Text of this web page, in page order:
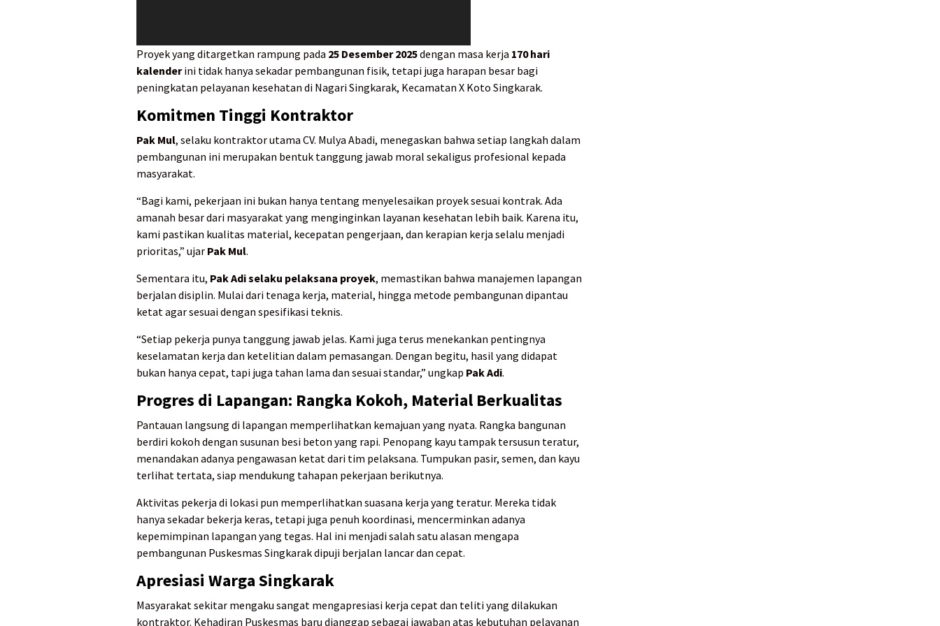
Proyek yang ditargetkan rampung pada 25 Desember 2025dengan masa kerja 170 hari
kalenderini tidak hanya sekadar pembangunan fisik, tetapi juga harapan besar bagi
peningkatan pelayanan kesehatan di Nagari Singkarak, Kecamatan X Koto Singkarak.
Komitmen Tinggi Kontraktor
Pak Mul, selaku kontraktor utama CV. Mulya Abadi, menegaskan bahwa setiap langkah dalam
pembangunan ini merupakan bentuk tanggung jawab moral sekaligus profesional kepada
masyarakat.
“Bagi kami, pekerjaan ini bukan hanya tentang menyelesaikan proyek sesuai kontrak. Ada
amanah besar dari masyarakat yang menginginkan layanan kesehatan lebih baik. Karena itu,
kami pastikan kualitas material, kecepatan pengerjaan, dan kerapian kerja selalu menjadi
prioritas,” ujar Pak Mul.
Sementara itu, Pak Adi selaku pelaksana proyek, memastikan bahwa manajemen lapangan
berjalan disiplin. Mulai dari tenaga kerja, material, hingga metode pembangunan dipantau
ketat agar sesuai dengan spesifikasi teknis.
“Setiap pekerja punya tanggung jawab jelas. Kami juga terus menekankan pentingnya
keselamatan kerja dan ketelitian dalam pemasangan. Dengan begitu, hasil yang didapat
bukan hanya cepat, tapi juga tahan lama dan sesuai standar,” ungkap Pak Adi.
Progres di Lapangan: Rangka Kokoh, Material Berkualitas
Pantauan langsung di lapangan memperlihatkan kemajuan yang nyata. Rangka bangunan
berdiri kokoh dengan susunan besi beton yang rapi. Penopang kayu tampak tersusun teratur,
menandakan adanya pengawasan ketat dari tim pelaksana. Tumpukan pasir, semen, dan kayu
terlihat tertata, siap mendukung tahapan pekerjaan berikutnya.
Aktivitas pekerja di lokasi pun memperlihatkan suasana kerja yang teratur. Mereka tidak
hanya sekadar bekerja keras, tetapi juga penuh koordinasi, mencerminkan adanya
kepemimpinan lapangan yang tegas. Hal ini menjadi salah satu alasan mengapa
pembangunan Puskesmas Singkarak dipuji berjalan lancar dan cepat.
Apresiasi Warga Singkarak
Masyarakat sekitar mengaku sangat mengapresiasi kerja cepat dan teliti yang dilakukan
kontraktor. Kehadiran Puskesmas baru dianggap sebagai jawaban atas kebutuhan pelayanan